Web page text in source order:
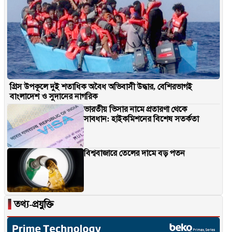
গ্রিস উপকূলে দুই শতাধিক অবৈধ অভিবাসী উদ্ধার, বেশিরভাগই
বাংলাদেশ ও সুদানের নাগরিক
ভারতীয় ভিসার নামে প্রতারণা থেকে
সাবধান: হাইকমিশনের বিশেষ সতর্কতা
বিশ্ববাজারে তেলের দামে বড় পতন
▐তথ্য-প্রযুক্তি